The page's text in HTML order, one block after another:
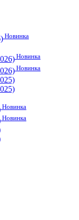
Новинка
Новинка
Новинка
Новинка
Новинка